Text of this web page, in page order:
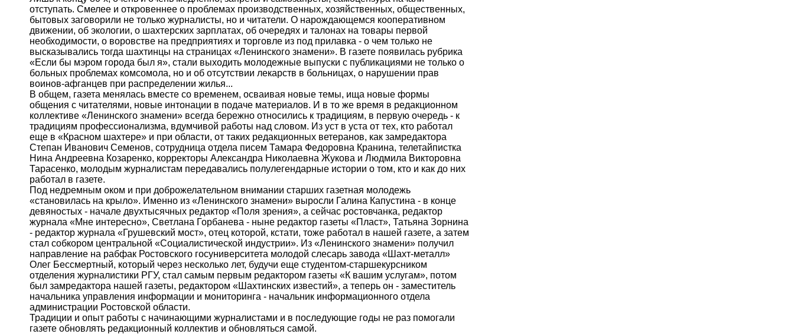
отступать. Смелее и откровеннее о проблемах производственных, хозяйственных, общественных,
бытовых заговорили не только журналисты, но и читатели. О нарождающемся кооперативном
движении, об экологии, о шахтерских зарплатах, об очередях и талонах на товары первой
необходимости, о воровстве на предприятиях и торговле из под прилавка - о чем только не
высказывались тогда шахтинцы на страницах «Ленинского знамени». В газете появилась рубрика
«Если бы мэром города был я», стали выходить молодежные выпуски с публикациями не только о
больных проблемах комсомола, но и об отсутствии лекарств в больницах, о нарушении прав
воинов-афганцев при распределении жилья...
В общем, газета менялась вместе со временем, осваивая новые темы, ища новые формы
общения с читателями, новые интонации в подаче материалов. И в то же время в редакционном
коллективе «Ленинского знамени» всегда бережно относились к традициям, в первую очередь - к
традициям профессионализма, вдумчивой работы над словом. Из уст в уста от тех, кто работал
еще в «Красном шахтере» и при области, от таких редакционных ветеранов, как замредактора
Степан Иванович Семенов, сотрудница отдела писем Тамара Федоровна Кранина, телетайпистка
Нина Андреевна Козаренко, корректоры Александра Николаевна Жукова и Людмила Викторовна
Тарасенко, молодым журналистам передавались полулегендарные истории о том, кто и как до них
работал в газете.
Под недремным оком и при доброжелательном внимании старших газетная молодежь
«становилась на крыло». Именно из «Ленинского знамени» выросли Галина Капустина - в конце
девяностых - начале двухтысячных редактор «Поля зрения», а сейчас ростовчанка, редактор
журнала «Мне интересно», Светлана Горбанева - ныне редактор газеты «Пласт», Татьяна Зорнина
- редактор журнала «Грушевский мост», отец которой, кстати, тоже работал в нашей газете, а затем
стал собкором центральной «Социалистической индустрии». Из «Ленинского знамени» получил
направление на рабфак Ростовского госуниверситета молодой слесарь завода «Шахт-металл»
Олег Бессмертный, который через несколько лет, будучи еще студентом-старшекурсником
отделения журналистики РГУ, стал самым первым редактором газеты «К вашим услугам», потом
был замредактора нашей газеты, редактором «Шахтинских известий», а теперь он - заместитель
начальника управления информации и мониторинга - начальник информационного отдела
администрации Ростовской области.
Традиции и опыт работы с начинающими журналистами и в последующие годы не раз помогали
газете обновлять редакционный коллектив и обновляться самой.